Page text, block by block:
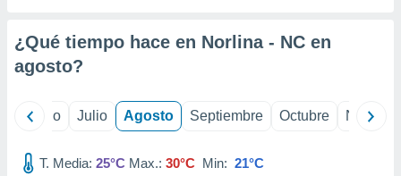
e
mediante
publicidad
publicidad
¿Qué tiempo hace en Norlina - NC en
agosto?
Junio Julio Agosto Septiembre Octubre
T. Media: 25°C Max.: 30°C Min: 21°C